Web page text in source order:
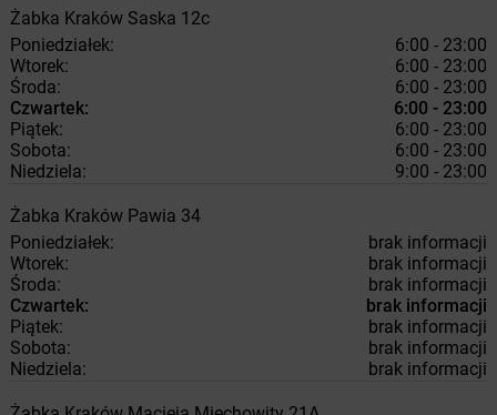
Żabka Kraków Saska 12c
Poniedziałek:
6:00 - 23:00
Wtorek:
6:00 - 23:00
Środa:
6:00 - 23:00
Czwartek:
6:00 - 23:00
Piątek:
6:00 - 23:00
Sobota:
6:00 - 23:00
Niedziela:
9:00 - 23:00
Żabka Kraków Pawia 34
Poniedziałek:
brak informacji
Wtorek:
brak informacji
Środa:
brak informacji
Czwartek:
brak informacji
Piątek:
brak informacji
Sobota:
brak informacji
Niedziela:
brak informacji